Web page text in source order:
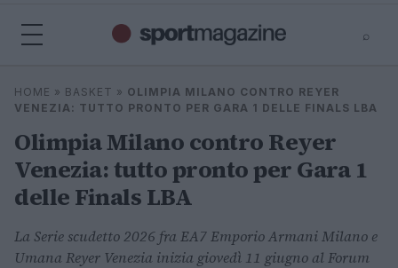
⌕
Cerca
HOME » BASKET » OLIMPIA MILANO CONTRO REYER
VENEZIA: TUTTO PRONTO PER GARA 1 DELLE FINALS LBA
Olimpia Milano contro Reyer
Venezia: tutto pronto per Gara 1
delle Finals LBA
La Serie scudetto 2026 fra EA7 Emporio Armani Milano e
Umana Reyer Venezia inizia giovedì 11 giugno al Forum